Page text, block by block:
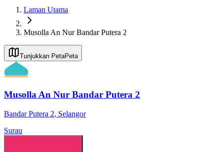
Laman Utama
Musolla An Nur Bandar Putera 2
Tunjukkan PetaPeta
Musolla An Nur Bandar Putera 2
Bandar Putera 2, Selangor
Surau